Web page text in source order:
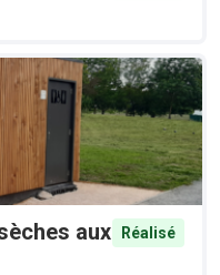
aux
Réalisé